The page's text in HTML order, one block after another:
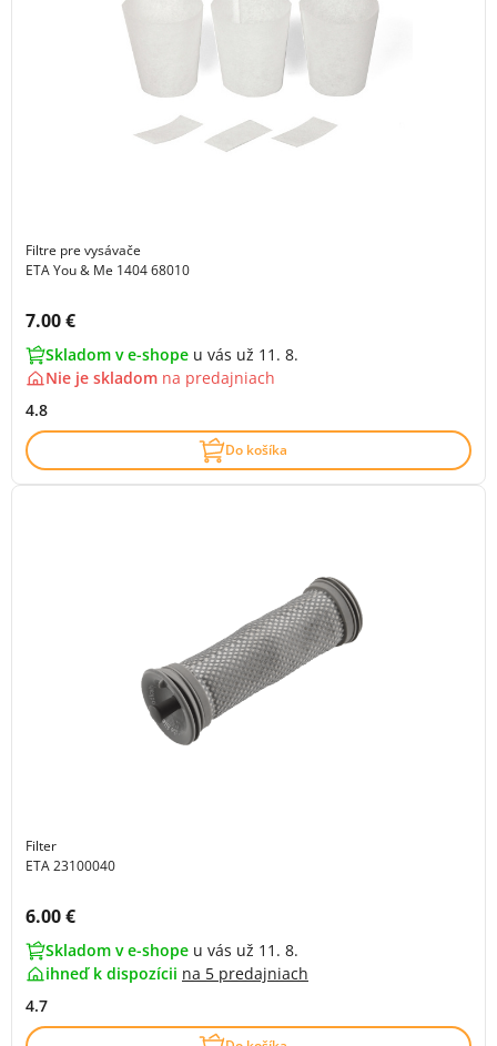
Filtre pre vysávače
ETA You & Me 1404 68010
Cena s DPH:
7.00 €
Skladom v e-shope u vás už 11. 8.
Nie je skladom na predajniach
4.8
Do košíka
Filter
ETA 23100040
Cena s DPH:
6.00 €
Skladom v e-shope u vás už 11. 8.
ihneď k dispozícii na 5 predajniach
4.7